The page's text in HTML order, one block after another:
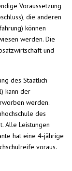
Voraussetzung
die anderen
können
werden. Die
und
des Staatlich
kann der
werden.
des
Alle Leistungen
hat eine 4-jährige
voraus.